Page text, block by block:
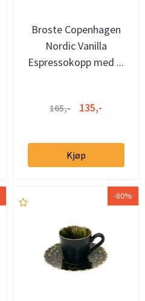
Broste Copenhagen
Nordic Vanilla
Espressokopp med ...
165,- 135,-
Kjøp
-80%